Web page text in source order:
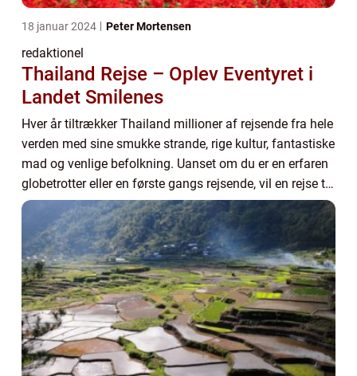
18 januar 2024 Peter Mortensen
redaktionel
Thailand Rejse – Oplev Eventyret i
Landet Smilenes
Hver år tiltrækker Thailand millioner af rejsende fra hele
verden med sine smukke strande, rige kultur, fantastiske
mad og venlige befolkning. Uanset om du er en erfaren
globetrotter eller en første gangs rejsende, vil en rejse til
Thailand være en u...